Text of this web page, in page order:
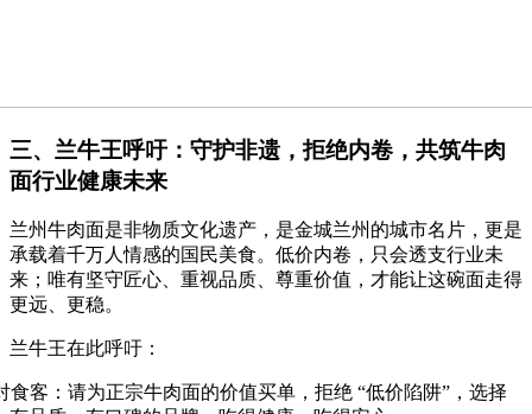
三、兰牛王呼吁：守护非遗，拒绝内卷，共筑牛肉
面行业健康未来
兰州牛肉面是非物质文化遗产，是金城兰州的城市名片，更是
承载着千万人情感的国民美食。低价内卷，只会透支行业未
来；唯有坚守匠心、重视品质、尊重价值，才能让这碗面走得
更远、更稳。
兰牛王在此呼吁：
食客：请为正宗牛肉面的价值买单，拒绝 “低价陷阱” ，选择